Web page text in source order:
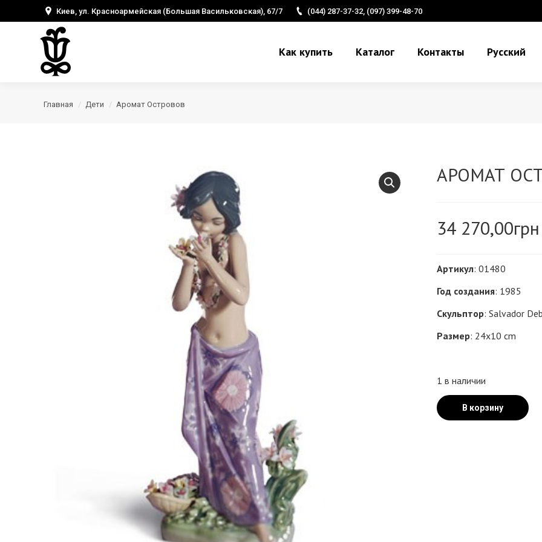
Киев, ул. Красноармейская (Большая Васильковская), 67/7 (044) 287-37-32, (097) 399-48-70
Как купить Каталог Контакты Русский
Главная Дети Аромат Островов
АРОМАТ
34 270,00грн
Артикул: 01480
Год создания: 1985
Скульптор: Salvador
Размер: 24x10 cm
1 в наличии
В корзину